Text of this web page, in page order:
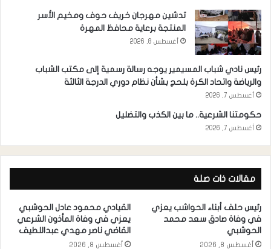
تدشين مهرجان خريف حوف ومخيم الأسر
المنتجة برعاية محافظ المهرة
أغسطس 8, 2026
رئيس نادي شباب المسيمير يوجه رسالة رسمية إلى مكتب الشباب
والرياضة واتحاد الكرة بلحج بشأن نظام دوري الدرجة الثالثة
أغسطس 7, 2026
حكومتنا الشرعية.. ما بين الكذب والتضليل
أغسطس 7, 2026
مقالات ذات صلة
رئيس حلف أبناء الحواشب يعزي
في وفاة صادق سعد محمد
الحوشبي
أغسطس 8, 2026
القيادي محمود عادل الحوشبي
يعزي في وفاة المأذون الشرعي
القاضي ناصر مهدي عبداللطيف
أغسطس 8, 2026